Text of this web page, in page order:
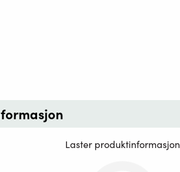
Laster produktinformasjon